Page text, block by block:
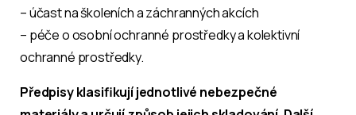
– účast na školeních a záchranných akcích
– péče o osobní ochranné prostředky a kolektivní
ochranné prostředky.
Předpisy klasifikují jednotlivé nebezpečné